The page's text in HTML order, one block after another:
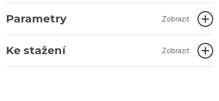
Parametry Zobrazit
Ke stažení Zobrazit